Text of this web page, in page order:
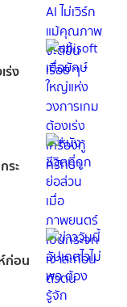
ร่ง
ระ
ก่อน